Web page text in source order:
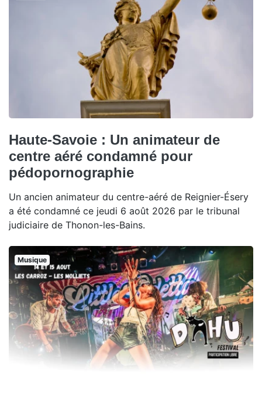
Haute-Savoie : Un animateur de
centre aéré condamné pour
pédopornographie
Un ancien animateur du centre-aéré de Reignier-Ésery
a été condamné ce jeudi 6 août 2026 par le tribunal
judiciaire de Thonon-les-Bains.
Musique